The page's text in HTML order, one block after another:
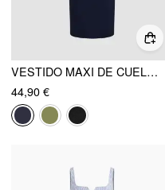
VESTIDO MAXI DE CUELLO DE BARCO LISO CON RUCHOS
44,90 €